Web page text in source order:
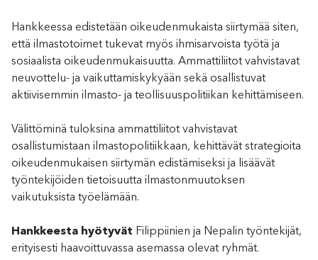
Hankkeessa edistetään oikeudenmukaista siirtymää siten,
että ilmastotoimet tukevat myös ihmisarvoista työtä ja
sosiaalista oikeudenmukaisuutta. Ammattiliitot vahvistavat
neuvottelu- ja vaikuttamiskykyään sekä osallistuvat
aktiivisemmin ilmasto- ja teollisuuspolitiikan kehittämiseen.
Välittöminä tuloksina ammattiliitot vahvistavat
osallistumistaan ilmastopolitiikkaan, kehittävät strategioita
oikeudenmukaisen siirtymän edistämiseksi ja lisäävät
työntekijöiden tietoisuutta ilmastonmuutoksen
vaikutuksista työelämään.
Hankkeesta hyötyvät Filippiinien ja Nepalin työntekijät,
erityisesti haavoittuvassa asemassa olevat ryhmät.